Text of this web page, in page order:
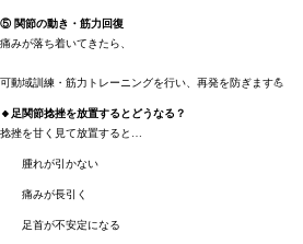
⑤ 関節の動き・筋力回復
痛みが落ち着いてきたら、
可動域訓練・筋力トレーニングを行い、再発を防ぎます💪
🔸足関節捻挫を放置するとどうなる？
捻挫を甘く見て放置すると…
腫れが引かない
痛みが長引く
足首が不安定になる